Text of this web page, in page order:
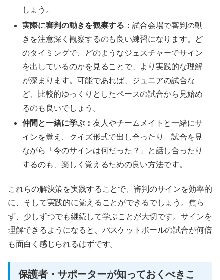
しょう。
実際に審判の動きを観察する：試合会場で審判の動
きを注意深く観察するのも良い練習になります。ど
のタイミングで、どのようなジェスチャーでサイン
を出しているのかを見ることで、より実践的な理解
が深まります。可能であれば、ジュニアの試合な
ど、比較的ゆっくりとしたペースの試合から見始め
るのも良いでしょう。
仲間と一緒に学ぶ：友人やチームメイトと一緒にサ
インを覚え、クイズ形式で出し合ったり、試合を見
ながら「今のサインは何だった？」と話し合ったり
するのも、楽しく覚えるための良い方法です。
これらの解決策を実践することで、審判のサインを効率的
に、そして実践的に覚えることができるでしょう。焦ら
ず、少しずつでも継続して学ぶことが大切です。サインを
理解できるようになると、バスケットボールの試合が何倍
も面白く感じられるはずです。
保護者・サポーターが知っておくべきこ